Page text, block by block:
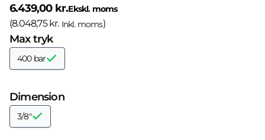
6.439,00 kr.Ekskl. moms
(8.048,75 kr. Inkl. moms)
Max tryk
400 bar
Dimension
3/8"